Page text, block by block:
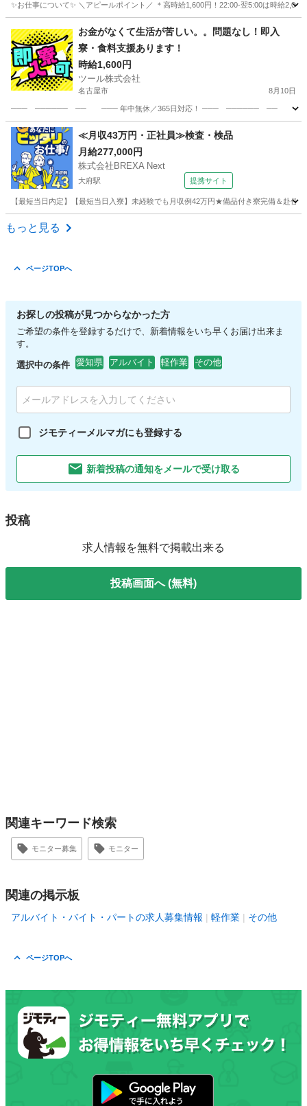
✨お仕事について✨ ＼アピールポイント／ ＊高時給1,600円！22:00-翌5:00は時給
軽作業 スタッフ
お金がなくて生活が苦しい。。問題なし！即入
寮・食料支援あります！
時給1,600円
ツール株式会社
名古屋市 8月10日
─── ────── ── ─── 年中無休／365日対応！ ─── ────── ── ───
愛知 名古屋市 工場 住み込み
≪月収43万円・正社員≫検査・検品
月給277,000円
株式会社BREXA Next
大府駅 提携サイト
【最短当日内定】【最短当日入寮】未経験でも月収例42万円★備品付き寮完備＆赴
愛知 大府市
もっと見る
ページTOPへ
お探しの投稿が見つからなかった方
ご希望の条件を登録するだけで、新着情報をいち早くお届け出来ま
す。
選択中の条件 愛知県 アルバイト 軽作業 その他
ジモティーメルマガにも登録する
新着投稿の通知をメールで受け取る
投稿
求人情報を無料で掲載出来る
投稿画面へ (無料)
関連キーワード検索
モニター募集 モニター
関連の掲示板
アルバイト・バイト・パートの求人募集情報 軽作業 その他
ページTOPへ